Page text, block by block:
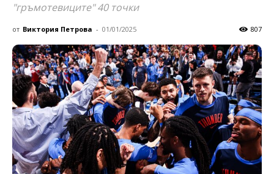
"гръмотевиците" 40 точки
от Виктория Петрова - 01/01/2025 807